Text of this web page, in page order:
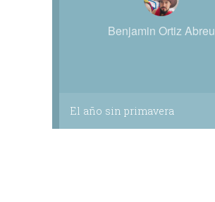
Benjamin Ortiz Abreu
El año sin primavera